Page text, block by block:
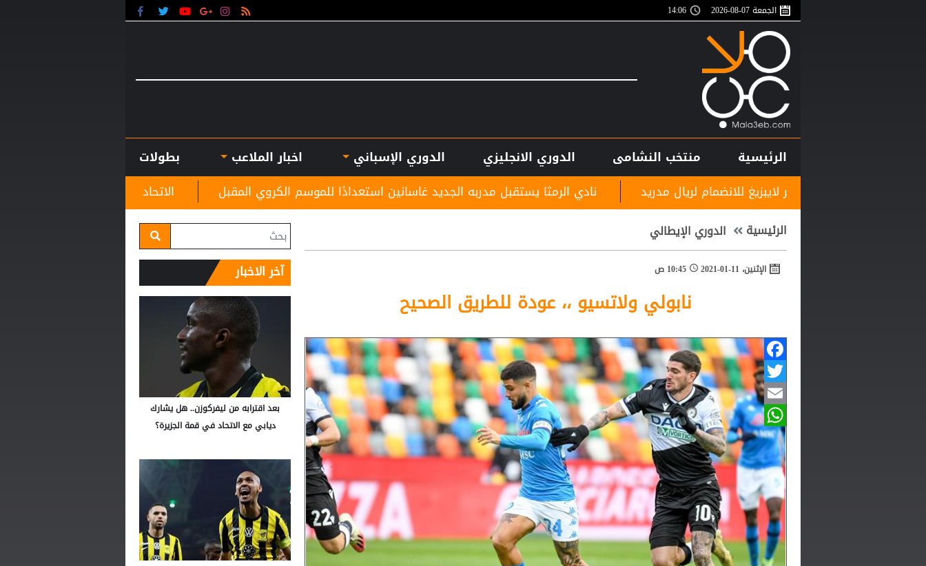
الجمعة 07-08-2026 14:06
الرئيسية منتخب النشامى الدوري الانجليزي الدوري الإسباني اخبار الملاعب
بطولات
الاتحاد الأوروبي لكرة القدم يتمسّك بمقاطعته
نادي الرمثا يستقبل مدربه الجديد غاسانين استعدادًا للموسم الكروي المقبل لايبزيغ للانضمام لريال مدريد
الرئيسية الدوري الإيطالي
الإثنين، 11-01-2021 10:45 ص
نابولي ولاتسيو ،، عودة للطريق الصحيح
Facebook
Twitter
Email
WhatsApp
آخر الاخبار
بعد اقترابه من ليفركوزن.. هل يشارك
ديابي مع الاتحاد في قمة الجزيرة؟